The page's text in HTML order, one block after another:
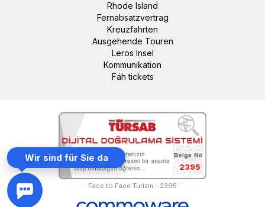
Rhode Island
Fernabsatzvertrag
Kreuzfahrten
Ausgehende Touren
Leros Insel
Kommunikation
Fäh tickets
2395
Face to Face Turizm - 2395
Wir sind für Sie da